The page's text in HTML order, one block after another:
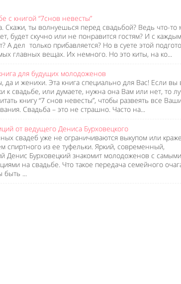
с книгой “7снов невесты”
Скажи, ты волнуешься перед свадьбой? Ведь что-то
будет скучно или не понравится гостям? И с
А дел только прибавляется? Но в суете этой
главных вещах. Их немного. Но это киты, на ко...
для будущих молодоженов
да и женихи. Эта книга специально для Вас! Если вы
к свадьбе, или думаете, нужна она Вам или нет, то
книгу “7 снов невесты”, чтобы развеять все
Свадьба – это не страшно. Часто на...
от ведущего Дениса Бурховецкого
свадеб уже не ограничиваются выкупом или
спиртного из ее туфельки. Яркий, современный,
Денис Бурховецкий знакомит молодоженов с самыми
на свадьбе. Что такое передача семейного
быть ...